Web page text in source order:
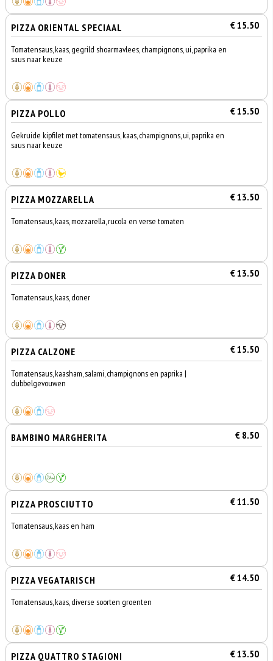
PIZZA ORIENTAL SPECIAAL € 15.50
Tomatensaus, kaas, gegrild shoarmavlees, champignons, ui, paprika en
saus naar keuze
PIZZA POLLO € 15.50
Gekruide kipfilet met tomatensaus, kaas, champignons, ui, paprika en
saus naar keuze
PIZZA MOZZARELLA € 13.50
Tomatensaus, kaas, mozzarella, rucola en verse tomaten
PIZZA DONER € 13.50
Tomatensaus, kaas, doner
PIZZA CALZONE € 15.50
Tomatensaus, kaasham, salami, champignons en paprika |
dubbelgevouwen
BAMBINO MARGHERITA € 8.50
PIZZA PROSCIUTTO € 11.50
Tomatensaus, kaas en ham
PIZZA VEGATARISCH € 14.50
Tomatensaus, kaas, diverse soorten groenten
PIZZA QUATTRO STAGIONI € 13.50